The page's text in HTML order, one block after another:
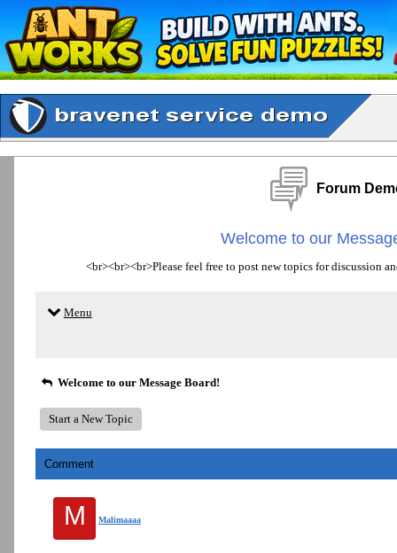
Forum
Welcome to our
<br><br><br>Please feel free to post new topics for discussion
Menu
Welcome to our Message Board!
Start a New Topic
Comment
M Malimaaaa